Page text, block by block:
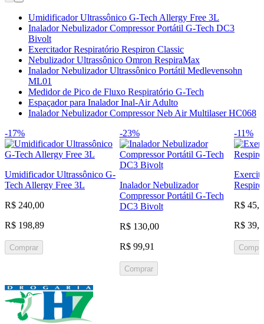
Umidificador Ultrassônico G-Tech Allergy Free 3L
Inalador Nebulizador Compressor Portátil G-Tech DC3
Bivolt
Exercitador Respiratório Respiron Classic
Nebulizador Ultrassônico Omron RespiraMax
Inalador Nebulizador Ultrassônico Portátil Medlevensohn
ML01
Medidor de Pico de Fluxo Respiratório G-Tech
Espaçador para Inalador Inal-Air Adulto
Inalador Nebulizador Compressor Neb Air Multilaser HC068
-17%
Umidificador Ultrassônico G-
Tech Allergy Free 3L
R$ 240,00
R$ 198,89
Comprar
-23%
Inalador Nebulizador
Compressor Portátil G-Tech
DC3 Bivolt
R$ 130,00
R$ 99,91
Comprar
-11%
R$
R$